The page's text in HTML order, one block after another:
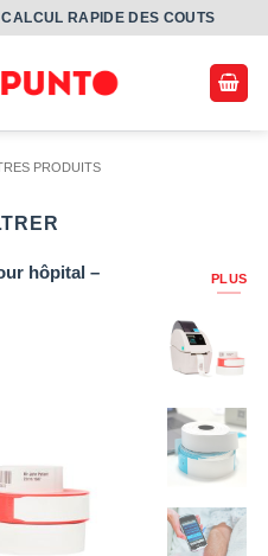
СALCUL RAPIDE DES COUTS
PRODUITS
hôpital –
PLUS